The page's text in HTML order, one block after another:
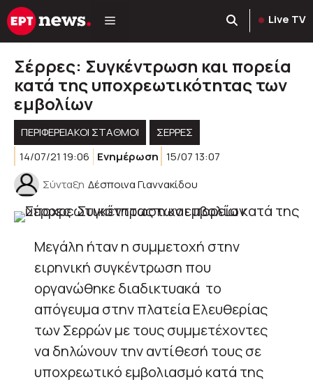
Μετάβαση
σε
Live TV
Σέρρες: Συγκέντρωση και πορεία
κατά της υποχρεωτικότητας των
εμβολίων
ΠΕΡΙΦΕΡΕΙΑΚΟΊ ΣΤΑΘΜΟΊ
ΣΕΡΡΕΣ
14/07/21 19:06
Ενημέρωση 15/07 13:07
Σύνταξη Δέσποινα Γιαννακίδου
Μεγάλη ήταν η συμμετοχή στην
ειρηνική συγκέντρωση που
οργανώθηκε διαδικτυακά το
απόγευμα στην πλατεία Ελευθερίας
των Σερρών με τους συμμετέχοντες
να δηλώνουν την αντίθεσή τους σε
υποχρεωτικό εμβολιασμό κατά της